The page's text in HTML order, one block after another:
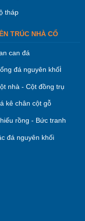
tháp
TRÚC NHÀ CỔ
can đá
đá nguyên khối
nhà - Cột đồng trụ
kê chân cột gỗ
rồng - Bức tranh
đá nguyên khối